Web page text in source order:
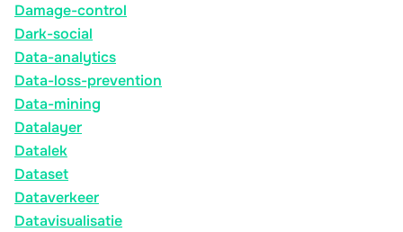
Damage-control
Dark-social
Data-analytics
Data-loss-prevention
Data-mining
Datalayer
Datalek
Dataset
Dataverkeer
Datavisualisatie